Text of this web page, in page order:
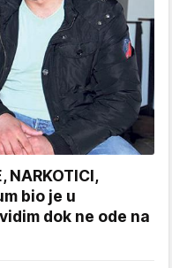
NARKOTICI,
bio je u
dok ne ode na